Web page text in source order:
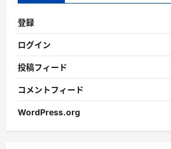
登録
ログイン
投稿フィード
コメントフィード
WordPress.org